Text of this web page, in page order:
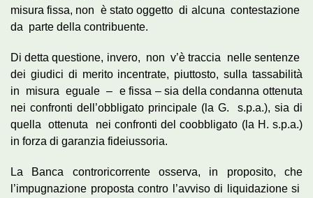
misura fissa, non è stato oggetto di alcuna contestazione
da parte della contribuente.
Di detta questione, invero, non v’è traccia nelle sentenze
dei giudici di merito incentrate, piuttosto, sulla tassabilità
in misura eguale – e fissa – sia della condanna ottenuta
nei confronti dell’obbligato principale (la G. s.p.a.), sia di
quella ottenuta nei confronti del coobbligato (la H. s.p.a.)
in forza di garanzia fideiussoria.
La Banca controricorrente osserva, in proposito, che
l’impugnazione proposta contro l’avviso di liquidazione si